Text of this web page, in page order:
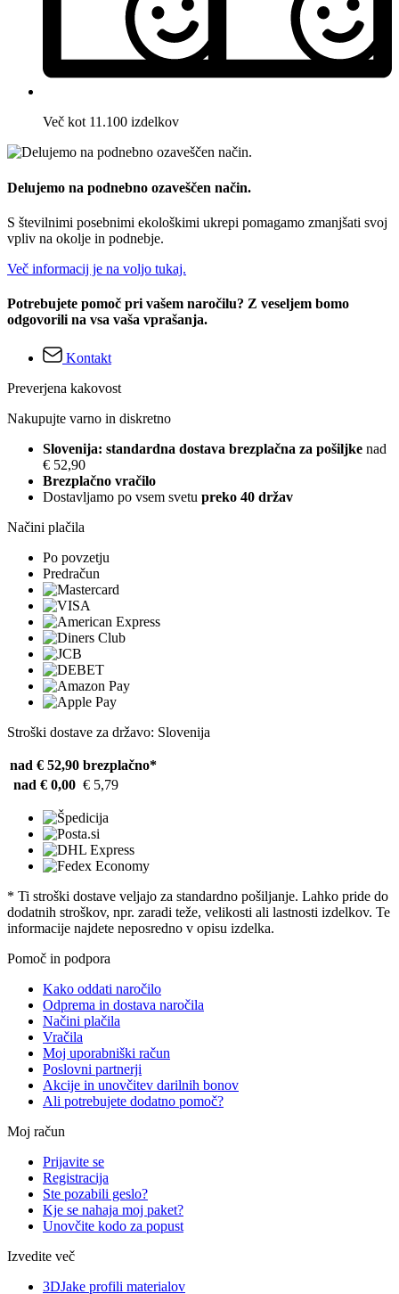
Več kot 11.100 izdelkov
Delujemo na podnebno ozaveščen način.
S številnimi posebnimi ekološkimi ukrepi pomagamo zmanjšati svoj
vpliv na okolje in podnebje.
Več informacij je na voljo tukaj.
Potrebujete pomoč pri vašem naročilu? Z veseljem bomo
odgovorili na vsa vaša vprašanja.
Kontakt
Preverjena kakovost
Nakupujte varno in diskretno
Slovenija: standardna dostava brezplačna za pošiljke nad
€ 52,90
Brezplačno vračilo
Dostavljamo po vsem svetu preko 40 držav
Načini plačila
Po povzetju
Predračun
Stroški dostave za državo: Slovenija
nad € 52,90 brezplačno*
nad € 0,00 € 5,79
* Ti stroški dostave veljajo za standardno pošiljanje. Lahko pride do
dodatnih stroškov, npr. zaradi teže, velikosti ali lastnosti izdelkov. Te
informacije najdete neposredno v opisu izdelka.
Pomoč in podpora
Kako oddati naročilo
Odprema in dostava naročila
Načini plačila
Vračila
Moj uporabniški račun
Poslovni partnerji
Akcije in unovčitev darilnih bonov
Ali potrebujete dodatno pomoč?
Moj račun
Prijavite se
Registracija
Ste pozabili geslo?
Kje se nahaja moj paket?
Unovčite kodo za popust
Izvedite več
3DJake profili materialov